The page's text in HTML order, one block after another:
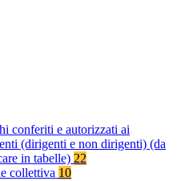
conferiti e autorizzati ai
(dirigenti e non dirigenti) (da
in tabelle) 22
collettiva 10